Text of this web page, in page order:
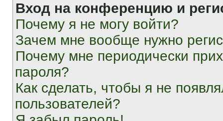
Вход на конференцию и
Почему я не могу войти?
Зачем мне вообще нужно
Почему мне периодически
пароля?
Как сделать, чтобы я не
пользователей?